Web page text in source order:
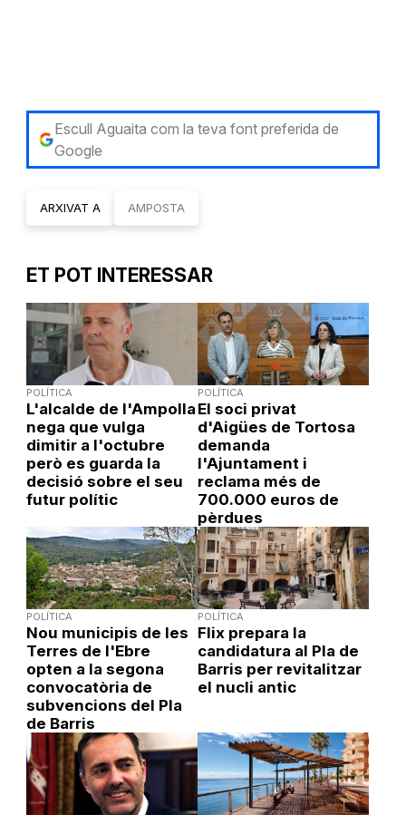
Escull Aguaita com la teva font preferida de
Google
ARXIVAT A AMPOSTA
ET POT INTERESSAR
POLÍTICA
L'alcalde de l'Ampolla
nega que vulga
dimitir a l'octubre
però es guarda la
decisió sobre el seu
futur polític
POLÍTICA
El soci privat
d'Aigües de Tortosa
demanda
l'Ajuntament i
reclama més de
700.000 euros de
pèrdues
POLÍTICA
Nou municipis de les
Terres de l'Ebre
opten a la segona
convocatòria de
subvencions del Pla
de Barris
POLÍTICA
Flix prepara la
candidatura al Pla de
Barris per revitalitzar
el nucli antic